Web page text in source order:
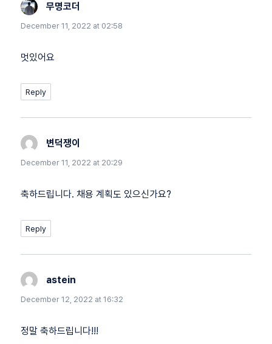
무명코더
December 11, 2022 at 02:58
멋있어요
Reply
변덕쟁이
December 11, 2022 at 20:29
축하드립니다. 채용 계획도 있으신가요?
Reply
astein
December 12, 2022 at 16:32
정말 축하드립니다!!!